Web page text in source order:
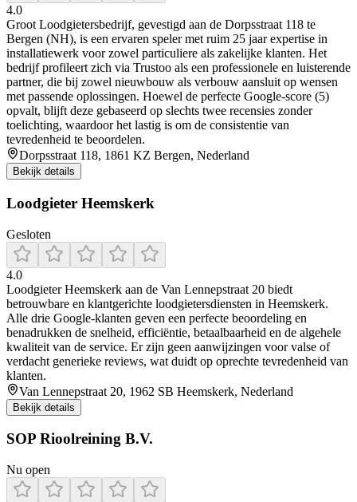
4.0
Groot Loodgietersbedrijf, gevestigd aan de Dorpsstraat 118 te
Bergen (NH), is een ervaren speler met ruim 25 jaar expertise in
installatiewerk voor zowel particuliere als zakelijke klanten. Het
bedrijf profileert zich via Trustoo als een professionele en luisterende
partner, die bij zowel nieuwbouw als verbouw aansluit op wensen
met passende oplossingen. Hoewel de perfecte Google-score (5)
opvalt, blijft deze gebaseerd op slechts twee recensies zonder
toelichting, waardoor het lastig is om de consistentie van
tevredenheid te beoordelen.
Dorpsstraat 118, 1861 KZ Bergen, Nederland
Bekijk details
Loodgieter Heemskerk
Gesloten
4.0
Loodgieter Heemskerk aan de Van Lennepstraat 20 biedt
betrouwbare en klantgerichte loodgietersdiensten in Heemskerk.
Alle drie Google-klanten geven een perfecte beoordeling en
benadrukken de snelheid, efficiëntie, betaalbaarheid en de algehele
kwaliteit van de service. Er zijn geen aanwijzingen voor valse of
verdacht generieke reviews, wat duidt op oprechte tevredenheid van
klanten.
Van Lennepstraat 20, 1962 SB Heemskerk, Nederland
Bekijk details
SOP Rioolreining B.V.
Nu open